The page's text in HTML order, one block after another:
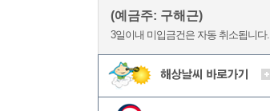
(예금주: 구해근)
3일이내 미입금건은 자동 취소됩니다.